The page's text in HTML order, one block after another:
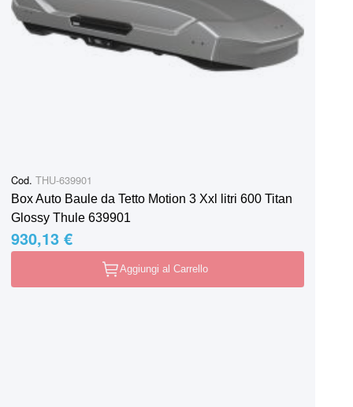
Cod. THU-639901
Box Auto Baule da Tetto Motion 3 Xxl litri 600 Titan
Glossy Thule 639901
930,13 €
Aggiungi al Carrello